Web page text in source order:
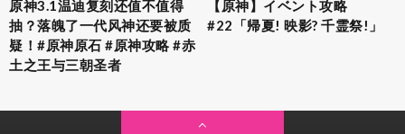
原神3.1温迪复刻还值不值得
抽？落魄了一代风神还要被质
疑！#原神原石 #原神攻略 #赤
土之王与三朝圣者
【原神】イベント攻略
#22「帰夏! 映影? 千霊祭!」